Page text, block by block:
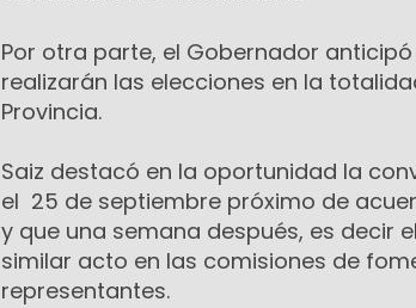
Por otra parte, el Gobernador
realizarán las elecciones en la
Provincia.
Saiz destacó en la oportunidad la
el 25 de septiembre próximo de
y que una semana después, es decir
similar acto en las comisiones de
representantes.